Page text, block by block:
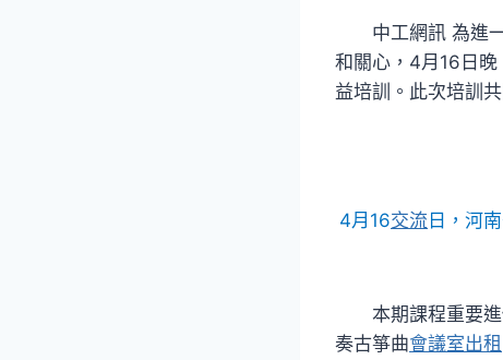
中工網訊 為進
和關心，4月16日晚
益培訓。此次培訓
4月16交流 日，河
本期課程重要
奏古箏曲會議室出租